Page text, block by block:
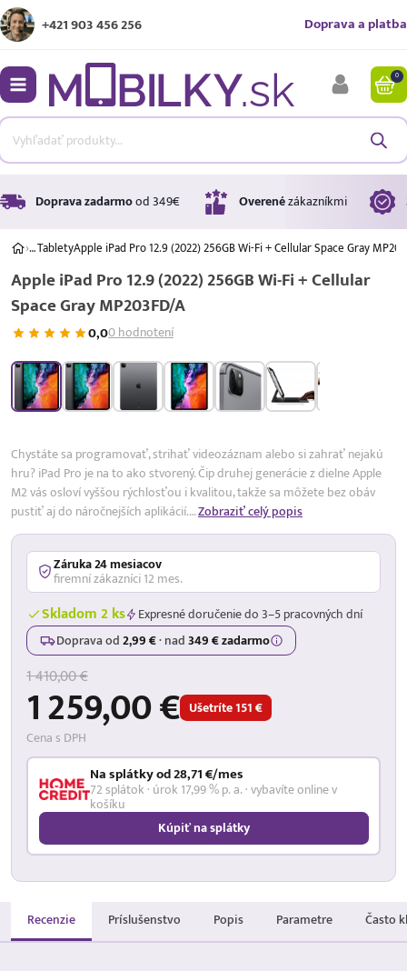
+421 903 456 256 Doprava a platba
0
Doprava zadarmood 349€ Overenézákazníkmi
›…TabletyApple iPad Pro 12.9 (2022) 256GB Wi-Fi + Cellular Space Gray
Apple iPad Pro 12.9 (2022) 256GB Wi-Fi + Cellular
Space Gray MP203FD/A
0,00 hodnotení
Úrok
17,99 %
p.a.
Chystáte sa programovať, strihať videozáznam alebo si zahrať nejakú
hru? iPad Pro je na to ako stvorený. Čip druhej generácie z dielne Apple
M2 vás osloví vyššou rýchlosťou i kvalitou, takže sa môžete bez obáv
pustiť aj do náročnejších aplikácií.…Zobraziť celý popis
Záruka 24 mesiacov
firemní zákazníci 12 mes.
Skladom 2 ks
Expresné doručenie do 3–5 pracovných dní
Doprava od2,99 €·nad349 € zadarmo
1 410,00 €
1 259,00 € Ušetríte 151 €
Cena s DPH
Na splátky od 28,71 €/mes
72 splátok · úrok 17,99 % p. a. · vybavíte online v
košíku
Kúpiť na splátky
Recenzie Príslušenstvo Popis Parametre Často